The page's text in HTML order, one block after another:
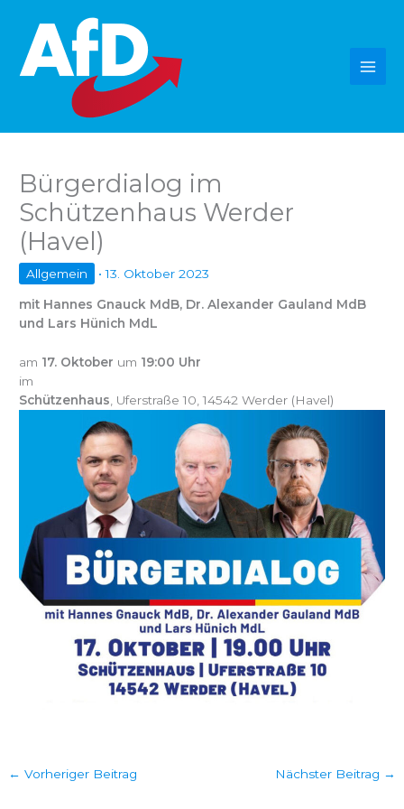
springen
Bürgerdialog im
Schützenhaus Werder
(Havel)
Allgemein •13. Oktober 2023
mit Hannes Gnauck MdB, Dr. Alexander Gauland MdB
und Lars Hünich MdL
am 17. Oktober um 19:00 Uhr
im
Schützenhaus , Uferstraße 10, 14542 Werder (Havel)
← Vorheriger Beitrag Nächster Beitrag →